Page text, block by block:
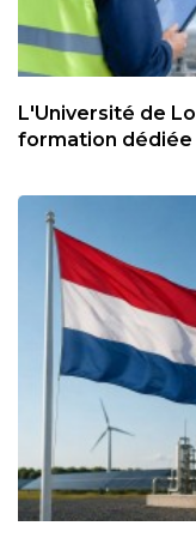
L'Université de
formation dédiée